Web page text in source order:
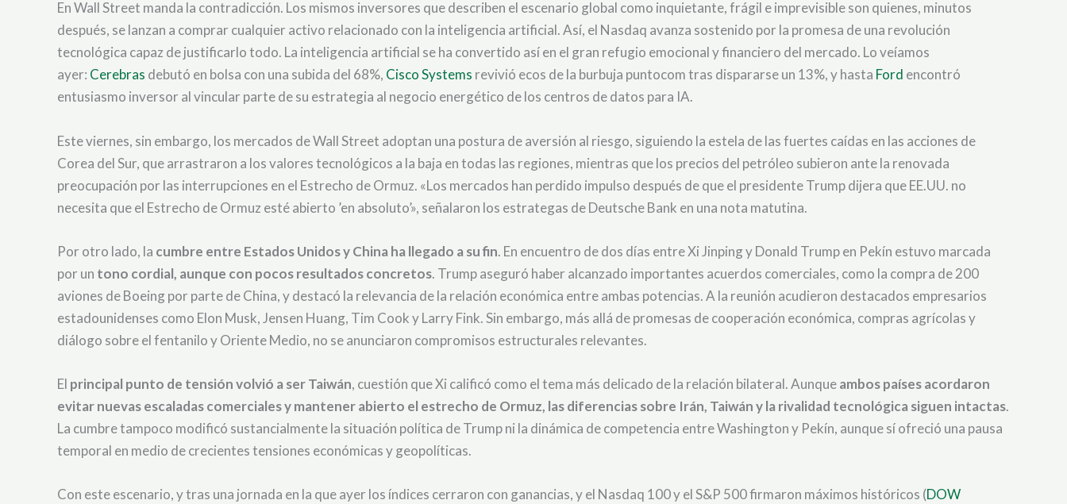
En Wall Street manda la contradicción. Los mismos inversores que describen el escenario global como inquietante, frágil e imprevisible son quienes, minutos
después, se lanzan a comprar cualquier activo relacionado con la inteligencia artificial. Así, el Nasdaq avanza sostenido por la promesa de una revolución
tecnológica capaz de justificarlo todo. La inteligencia artificial se ha convertido así en el gran refugio emocional y financiero del mercado. Lo veíamos
ayer: Cerebras debutó en bolsa con una subida del 68%, Cisco Systems revivió ecos de la burbuja puntocom tras dispararse un 13%, y hasta Ford encontró
entusiasmo inversor al vincular parte de su estrategia al negocio energético de los centros de datos para IA.
Este viernes, sin embargo, los mercados de Wall Street adoptan una postura de aversión al riesgo, siguiendo la estela de las fuertes caídas en las acciones de
Corea del Sur, que arrastraron a los valores tecnológicos a la baja en todas las regiones, mientras que los precios del petróleo subieron ante la renovada
preocupación por las interrupciones en el Estrecho de Ormuz. «Los mercados han perdido impulso después de que el presidente Trump dijera que EE.UU. no
necesita que el Estrecho de Ormuz esté abierto ’en absoluto’», señalaron los estrategas de Deutsche Bank en una nota matutina.
Por otro lado, la cumbre entre Estados Unidos y China ha llegado a su fin. En encuentro de dos días entre Xi Jinping y Donald Trump en Pekín estuvo marcada
por un tono cordial, aunque con pocos resultados concretos. Trump aseguró haber alcanzado importantes acuerdos comerciales, como la compra de 200
aviones de Boeing por parte de China, y destacó la relevancia de la relación económica entre ambas potencias. A la reunión acudieron destacados empresarios
estadounidenses como Elon Musk, Jensen Huang, Tim Cook y Larry Fink. Sin embargo, más allá de promesas de cooperación económica, compras agrícolas y
diálogo sobre el fentanilo y Oriente Medio, no se anunciaron compromisos estructurales relevantes.
El principal punto de tensión volvió a ser Taiwán, cuestión que Xi calificó como el tema más delicado de la relación bilateral. Aunqueambos países acordaron
evitar nuevas escaladas comerciales y mantener abierto el estrecho de Ormuz, las diferencias sobre Irán, Taiwán y la rivalidad tecnológica siguen intactas.
La cumbre tampoco modificó sustancialmente la situación política de Trump ni la dinámica de competencia entre Washington y Pekín, aunque sí ofreció una pausa
temporal en medio de crecientes tensiones económicas y geopolíticas.
Con este escenario, y tras una jornada en la que ayer los índices cerraron con ganancias, y el Nasdaq 100 y el S&P 500 firmaron máximos históricos (DOW